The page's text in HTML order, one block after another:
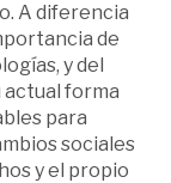
A diferencia
de
y del
actual forma
para
sociales
y el propio